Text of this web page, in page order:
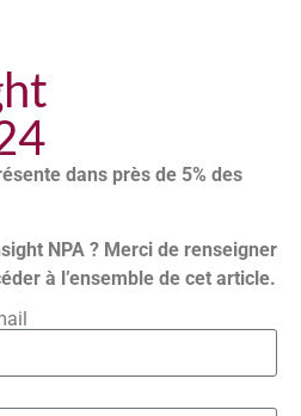
dans près de 5% des
NPA ? Merci de renseigner
à l’ensemble de cet article.